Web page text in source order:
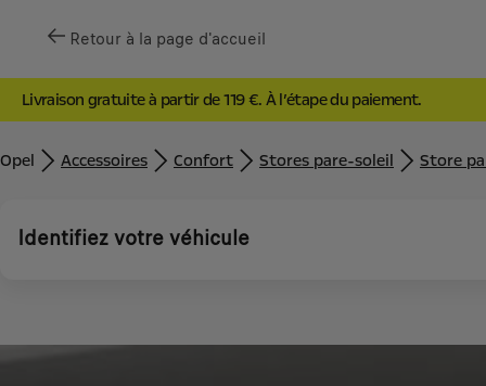
Retour à la page d'accueil
Livraison gratuite à partir de 119 €. À l’étape du paiement.
Opel Accessoires Confort Stores pare-soleil Store
Identifiez votre véhicule